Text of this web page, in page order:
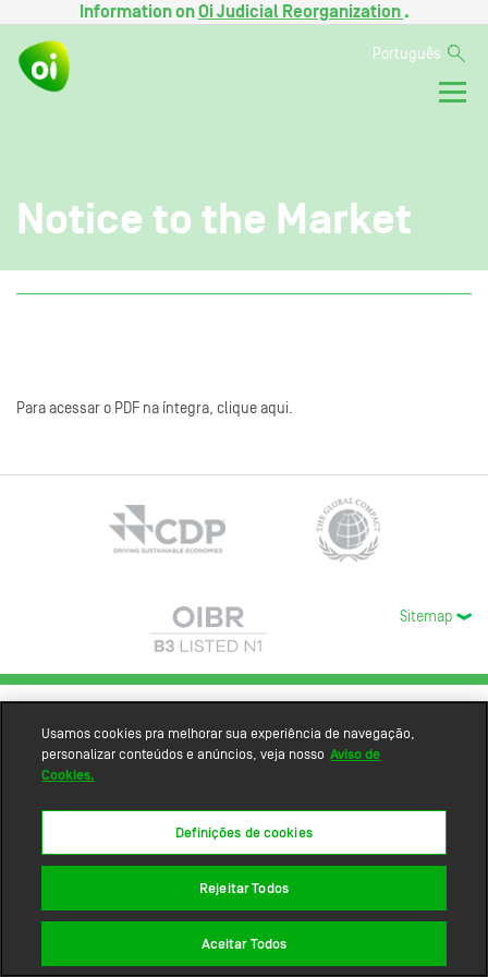
Information onOi Judicial Reorganization .
Português
Notice to the Market
Para acessar o PDF na íntegra, clique aqui.
Sitemap
Usamos cookies pra melhorar sua experiência de navegação,
personalizar conteúdos e anúncios, veja nosso Aviso de
Cookies.
Definições de cookies
Rejeitar Todos
Aceitar Todos